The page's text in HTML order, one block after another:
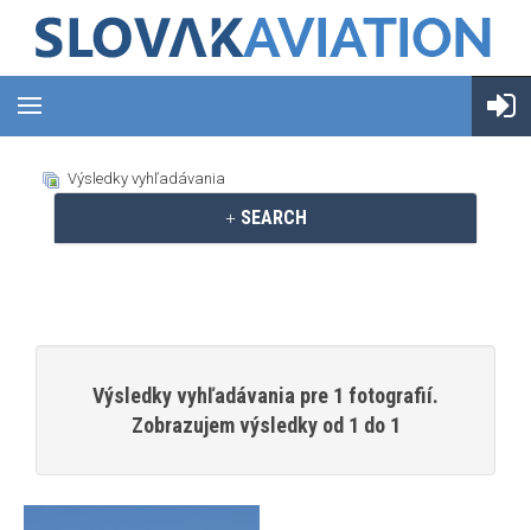
Výsledky vyhľadávania
SEARCH
Výsledky vyhľadávania pre 1 fotografií.
Zobrazujem výsledky od 1 do 1